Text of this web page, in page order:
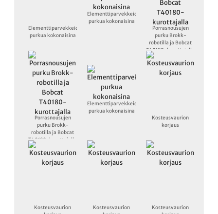
Elementtiparvekkeiden
purkua kokonaisina
Elementtiparvekkeiden
purkua kokonaisina
Porrasnousujen
purku Brokk-
robotilla ja Bobcat
T40180-kurottajalla
Porrasnousujen
purku Brokk-
robotilla ja Bobcat
T40180-kurottajalla
Elementtiparvekkeiden
purkua kokonaisina
Kosteusvaurion
korjaus
Kosteusvaurion
Kosteusvaurion
Kosteusvaurion